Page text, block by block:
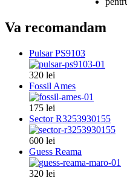
Va recomandam
Pulsar PS9103
320 lei
Fossil Ames
175 lei
Sector R3253930155
600 lei
Guess Reama
320 lei